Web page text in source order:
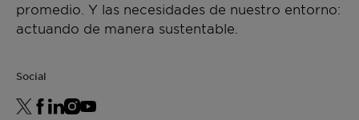
promedio. Y las necesidades de nuestro entorno:
actuando de manera sustentable.
Social